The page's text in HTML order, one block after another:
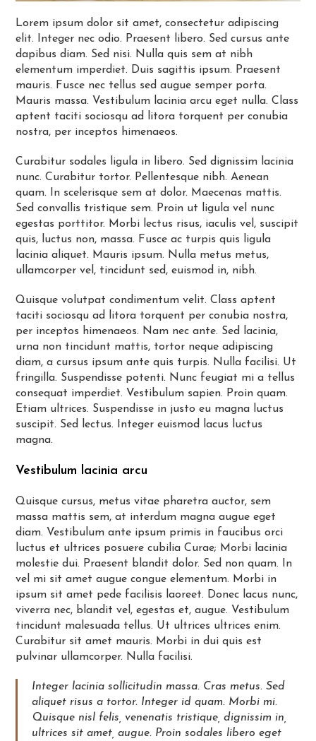
Lorem ipsum dolor sit amet, consectetur adipiscing
elit. Integer nec odio. Praesent libero. Sed cursus ante
dapibus diam. Sed nisi. Nulla quis sem at nibh
elementum imperdiet. Duis sagittis ipsum. Praesent
mauris. Fusce nec tellus sed augue semper porta.
Mauris massa. Vestibulum lacinia arcu eget nulla. Class
aptent taciti sociosqu ad litora torquent per conubia
nostra, per inceptos himenaeos.
Curabitur sodales ligula in libero. Sed dignissim lacinia
nunc. Curabitur tortor. Pellentesque nibh. Aenean
quam. In scelerisque sem at dolor. Maecenas mattis.
Sed convallis tristique sem. Proin ut ligula vel nunc
egestas porttitor. Morbi lectus risus, iaculis vel, suscipit
quis, luctus non, massa. Fusce ac turpis quis ligula
lacinia aliquet. Mauris ipsum. Nulla metus metus,
ullamcorper vel, tincidunt sed, euismod in, nibh.
Quisque volutpat condimentum velit. Class aptent
taciti sociosqu ad litora torquent per conubia nostra,
per inceptos himenaeos. Nam nec ante. Sed lacinia,
urna non tincidunt mattis, tortor neque adipiscing
diam, a cursus ipsum ante quis turpis. Nulla facilisi. Ut
fringilla. Suspendisse potenti. Nunc feugiat mi a tellus
consequat imperdiet. Vestibulum sapien. Proin quam.
Etiam ultrices. Suspendisse in justo eu magna luctus
suscipit. Sed lectus. Integer euismod lacus luctus
magna.
Vestibulum lacinia arcu
Quisque cursus, metus vitae pharetra auctor, sem
massa mattis sem, at interdum magna augue eget
diam. Vestibulum ante ipsum primis in faucibus orci
luctus et ultrices posuere cubilia Curae; Morbi lacinia
molestie dui. Praesent blandit dolor. Sed non quam. In
vel mi sit amet augue congue elementum. Morbi in
ipsum sit amet pede facilisis laoreet. Donec lacus nunc,
viverra nec, blandit vel, egestas et, augue. Vestibulum
tincidunt malesuada tellus. Ut ultrices ultrices enim.
Curabitur sit amet mauris. Morbi in dui quis est
pulvinar ullamcorper. Nulla facilisi.
Integer lacinia sollicitudin massa. Cras metus. Sed
aliquet risus a tortor. Integer id quam. Morbi mi.
Quisque nisl felis, venenatis tristique, dignissim in,
ultrices sit amet, augue. Proin sodales libero eget